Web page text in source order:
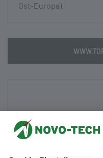
Ost-Europa).